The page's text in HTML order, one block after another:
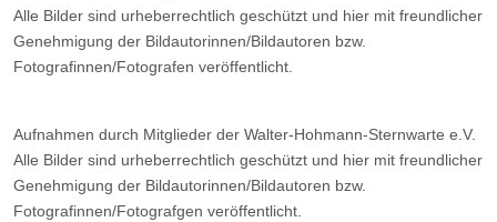
Alle Bilder sind urheberrechtlich geschützt und hier mit freundlicher
Genehmigung der Bildautorinnen/Bildautoren bzw.
Fotografinnen/Fotografen veröffentlicht.
Aufnahmen durch Mitglieder der Walter-Hohmann-Sternwarte e.V.
Alle Bilder sind urheberrechtlich geschützt und hier mit freundlicher
Genehmigung der Bildautorinnen/Bildautoren bzw.
Fotografinnen/Fotografgen veröffentlicht.